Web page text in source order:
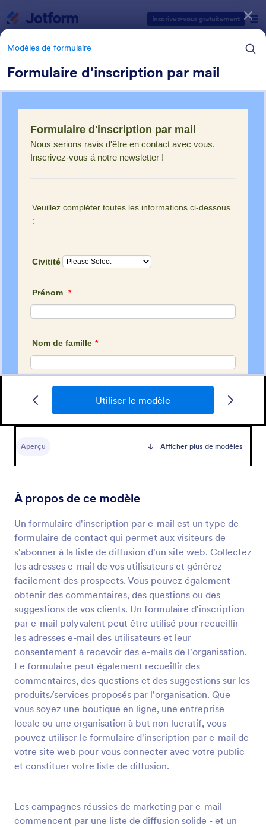
Inscrivez-vous gratuitement
Modèles de formulaire
Formulaire d'inscription par mail
Utiliser le modèle
Aperçu Afficher plus de modèles
À propos de ce modèle
Un formulaire d'inscription par e-mail est un type de
formulaire de contact qui permet aux visiteurs de
s'abonner à la liste de diffusion d'un site web. Collectez
les adresses e-mail de vos utilisateurs et générez
facilement des prospects. Vous pouvez également
obtenir des commentaires, des questions ou des
suggestions de vos clients. Un formulaire d'inscription
par e-mail polyvalent peut être utilisé pour recueillir
les adresses e-mail des utilisateurs et leur
consentement à recevoir des e-mails de l'organisation.
Le formulaire peut également recueillir des
commentaires, des questions et des suggestions sur les
produits/services proposés par l'organisation. Que
vous soyez une boutique en ligne, une entreprise
locale ou une organisation à but non lucratif, vous
pouvez utiliser le formulaire d'inscription par e-mail de
votre site web pour vous connecter avec votre public
et constituer votre liste de diffusion.
Les campagnes réussies de marketing par e-mail
commencent par une liste de diffusion solide - et un
Modèles de formulaire
Formulaires de souscription
ou aux listes de diffusion pour obtenir des mises à
Prévisualiser
Formulaire D'inscription Par Mail
Catégories des modèles de formulaires